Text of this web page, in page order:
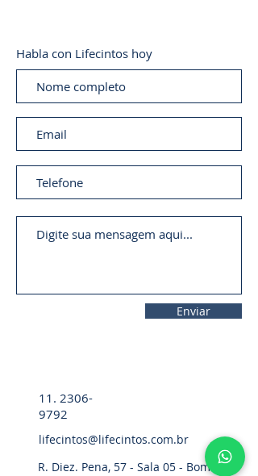
Habla con Lifecintos hoy
Enviar
11. 2306-
9792
lifecintos@lifecintos.com.br
R. Diez. Pena, 57 - Sala 05 - Bom